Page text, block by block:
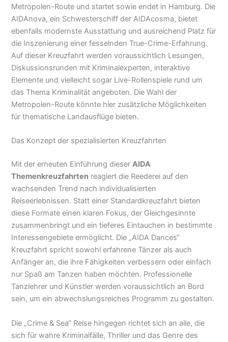
Metropolen-Route und startet sowie endet in Hamburg. Die
AIDAnova, ein Schwesterschiff der AIDAcosma, bietet
ebenfalls modernste Ausstattung und ausreichend Platz für
die Inszenierung einer fesselnden True-Crime-Erfahrung.
Auf dieser Kreuzfahrt werden voraussichtlich Lesungen,
Diskussionsrunden mit Kriminalexperten, interaktive
Elemente und vielleicht sogar Live-Rollenspiele rund um
das Thema Kriminalität angeboten. Die Wahl der
Metropolen-Route könnte hier zusätzliche Möglichkeiten
für thematische Landausflüge bieten.
Das Konzept der spezialisierten Kreuzfahrten
Mit der erneuten Einführung dieserAIDA
Themenkreuzfahrten reagiert die Reederei auf den
wachsenden Trend nach individualisierten
Reiseerlebnissen. Statt einer Standardkreuzfahrt bieten
diese Formate einen klaren Fokus, der Gleichgesinnte
zusammenbringt und ein tieferes Eintauchen in bestimmte
Interessengebiete ermöglicht. Die „AIDA Dances“
Kreuzfahrt spricht sowohl erfahrene Tänzer als auch
Anfänger an, die ihre Fähigkeiten verbessern oder einfach
nur Spaß am Tanzen haben möchten. Professionelle
Tanzlehrer und Künstler werden voraussichtlich an Bord
sein, um ein abwechslungsreiches Programm zu gestalten.
Die „Crime & Sea“ Reise hingegen richtet sich an alle, die
sich für wahre Kriminalfälle, Thriller und das Genre des